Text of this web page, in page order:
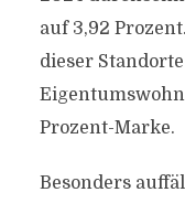
auf 3,92
dieser
Prozent-Marke.
Besonders